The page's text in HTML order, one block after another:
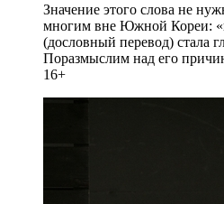
Значение этого слова не
многим вне Южной Кореи:
(дословный перевод) стала
Поразмыслим над его
16+